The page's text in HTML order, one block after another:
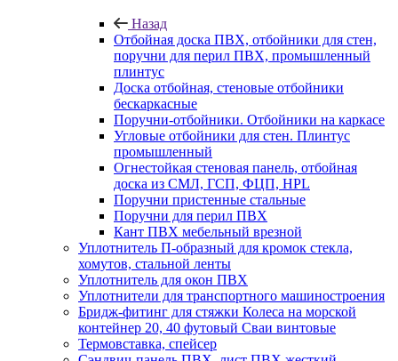
Назад
Отбойная доска ПВХ, отбойники для стен,
поручни для перил ПВХ, промышленный
плинтус
Доска отбойная, стеновые отбойники
бескаркасные
Поручни-отбойники. Отбойники на каркасе
Угловые отбойники для стен. Плинтус
промышленный
Огнестойкая стеновая панель, отбойная
доска из СМЛ, ГСП, ФЦП, HPL
Поручни пристенные стальные
Поручни для перил ПВХ
Кант ПВХ мебельный врезной
Уплотнитель П-образный для кромок стекла,
хомутов, стальной ленты
Уплотнитель для окон ПВХ
Уплотнители для транспортного машиностроения
Бридж-фитинг для стяжки Колеса на морской
контейнер 20, 40 футовый Сваи винтовые
Термовставка, спейсер